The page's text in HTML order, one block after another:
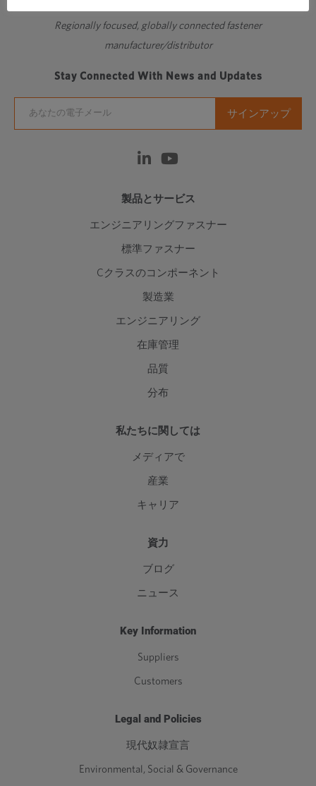
Regionally focused, globally connected fastener
manufacturer/distributor
Stay Connected With News and Updates
製品とサービス
エンジニアリングファスナー
標準ファスナー
Cクラスのコンポーネント
製造業
エンジニアリング
在庫管理
品質
分布
私たちに関しては
メディアで
産業
キャリア
資力
ブログ
ニュース
Key Information
Suppliers
Customers
Legal and Policies
現代奴隷宣言
Environmental, Social & Governance